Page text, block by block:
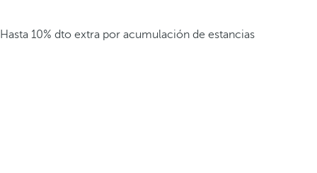
Hasta 10% dto extra por acumulación de estancias